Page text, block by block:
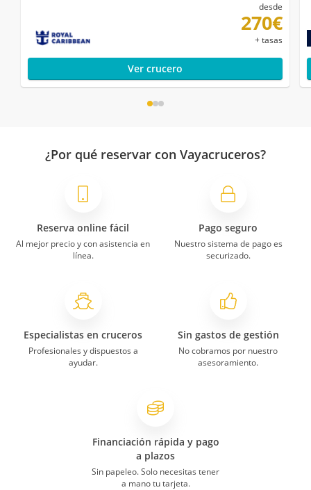
desde
270€
+ tasas
Ver crucero
¿Por qué reservar con Vayacruceros?
Reserva online fácil
Al mejor precio y con asistencia en
línea.
Pago seguro
Nuestro sistema de pago es
securizado.
Especialistas en cruceros
Profesionales y dispuestos a
ayudar.
Sin gastos de gestión
No cobramos por nuestro
asesoramiento.
Financiación rápida y pago
a plazos
Sin papeleo. Solo necesitas tener
a mano tu tarjeta.